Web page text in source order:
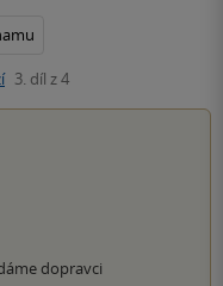
3. díl z 4
dopravci